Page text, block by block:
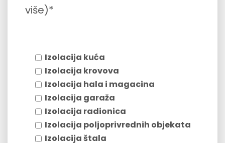
više)*
Izolacija kuća
Izolacija krovova
Izolacija hala i magacina
Izolacija garaža
Izolacija radionica
Izolacija poljoprivrednih objekata
Izolacija štala